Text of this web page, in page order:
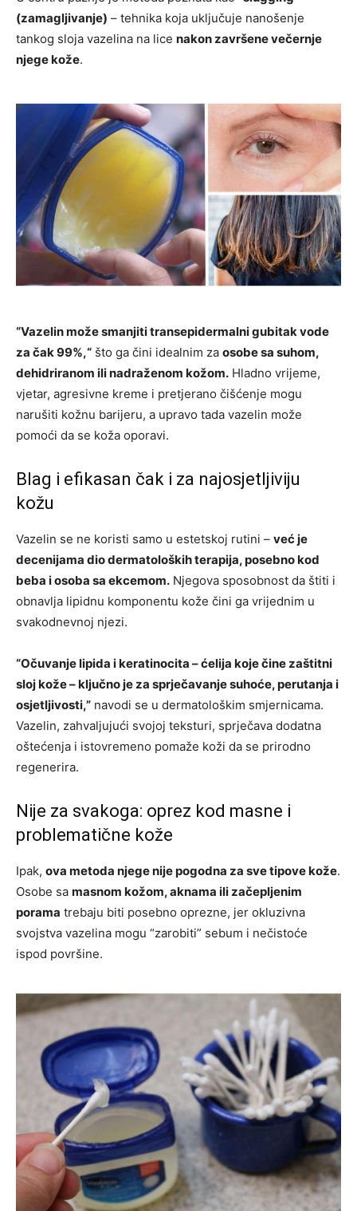
(zamagljivanje) – tehnika koja uključuje nanošenje
tankog sloja vazelina na lice nakon završene večernje
njege kože.
“Vazelin može smanjiti transepidermalni gubitak vode
za čak 99%,“ što ga čini idealnim za osobe sa suhom,
dehidriranom ili nadraženom kožom. Hladno vrijeme,
vjetar, agresivne kreme i pretjerano čišćenje mogu
narušiti kožnu barijeru, a upravo tada vazelin može
pomoći da se koža oporavi.
Blag i efikasan čak i za najosjetljiviju
kožu
Vazelin se ne koristi samo u estetskoj rutini – već je
decenijama dio dermatoloških terapija, posebno kod
beba i osoba sa ekcemom. Njegova sposobnost da štiti i
obnavlja lipidnu komponentu kože čini ga vrijednim u
svakodnevnoj njezi.
“Očuvanje lipida i keratinocita – ćelija koje čine zaštitni
sloj kože – ključno je za sprječavanje suhoće, perutanja i
osjetljivosti,” navodi se u dermatološkim smjernicama.
Vazelin, zahvaljujući svojoj teksturi, sprječava dodatna
oštećenja i istovremeno pomaže koži da se prirodno
regenerira.
Nije za svakoga: oprez kod masne i
problematične kože
Ipak, ova metoda njege nije pogodna za sve tipove kože.
Osobe sa masnom kožom, aknama ili začepljenim
porama trebaju biti posebno oprezne, jer okluzivna
svojstva vazelina mogu “zarobiti” sebum i nečistoće
ispod površine.